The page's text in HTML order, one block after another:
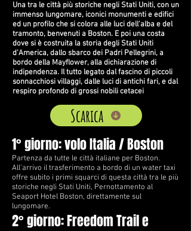
Una tra le città più storiche negli Stati Uniti, con un
immenso lungomare, iconici monumenti e edifici
ed un profilo che si colora alle luci dell'alba e del
tramonto, benvenuti a Boston. E poi una costa
dove si è costruita la storia degli Stati Uniti
d’America, dallo sbarco dei Padri Pellegrini, a
bordo della Mayflower, alla dichiarazione di
indipendenza. Il tutto legato dal fascino di piccoli
sonnacchiosi villaggi, dalle luci di antichi fari, e dal
respiro profondo di grossi nobili cetacei
Scarica
1° giorno: volo Italia / Boston
Partenza da tutte le città italiane per Boston.
All’arrivo il trasferimento a bordo di un water taxi
offre subito i primi squarci di questa città tra le più
storiche negli Stati Uniti, Pernottamento al
Seaport Hotel Boston, direttamente sul
lungomare.
2° giorno: Freedom Trail e